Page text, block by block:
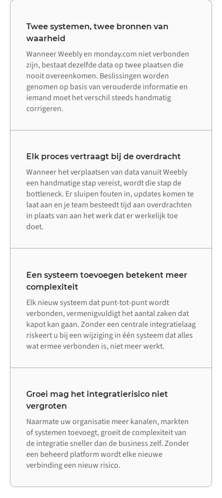
Twee systemen, twee bronnen van
waarheid
Wanneer Weebly en monday.com niet verbonden
zijn, bestaat dezelfde data op twee plaatsen die
nooit overeenkomen. Beslissingen worden
genomen op basis van verouderde informatie en
iemand moet het verschil steeds handmatig
corrigeren.
Elk proces vertraagt bij de overdracht
Wanneer het verplaatsen van data vanuit Weebly
een handmatige stap vereist, wordt die stap de
bottleneck. Er sluipen fouten in, updates komen te
laat aan en je team besteedt tijd aan overdrachten
in plaats van aan het werk dat er werkelijk toe
doet.
Een systeem toevoegen betekent meer
complexiteit
Elk nieuw systeem dat punt-tot-punt wordt
verbonden, vermenigvuldigt het aantal zaken dat
kapot kan gaan. Zonder een centrale integratielaag
riskeert u bij een wijziging in één systeem dat alles
wat ermee verbonden is, niet meer werkt.
Groei mag het integratierisico niet
vergroten
Naarmate uw organisatie meer kanalen, markten
of systemen toevoegt, groeit de complexiteit van
de integratie sneller dan de business zelf. Zonder
een beheerd platform wordt elke nieuwe
verbinding een nieuw risico.